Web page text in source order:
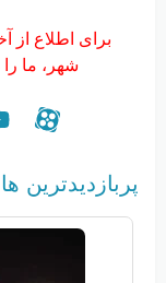
برای اطلاع از
شهر، ما
پربازدیدترین ها